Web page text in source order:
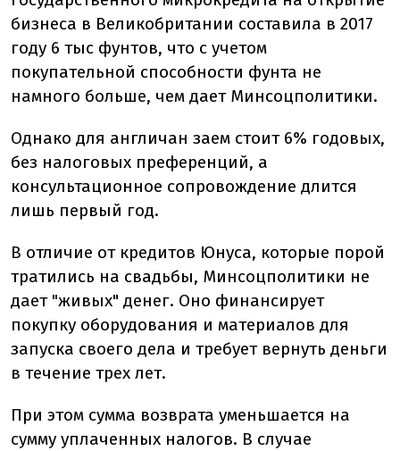
бизнеса в Великобритании составила в 2017
году 6 тыс фунтов, что с учетом
покупательной способности фунта не
намного больше, чем дает Минсоцполитики.
Однако для англичан заем стоит 6% годовых,
без налоговых преференций, а
консультационное сопровождение длится
лишь первый год.
В отличие от кредитов Юнуса, которые порой
тратились на свадьбы, Минсоцполитики не
дает "живых" денег. Оно финансирует
покупку оборудования и материалов для
запуска своего дела и требует вернуть деньги
в течение трех лет.
При этом сумма возврата уменьшается на
сумму уплаченных налогов. В случае